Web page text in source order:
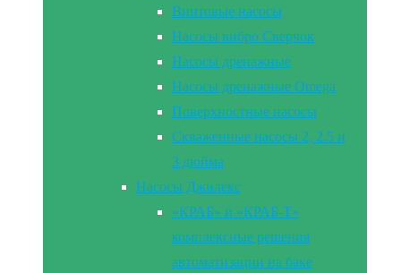
Винтовые насосы
Насосы вибро Сверчок
Насосы дренажные
Насосы дренажные Omega
Поверхностные насосы
Скваженные насосы 2, 2.5 и
3 дюйма
Насосы Джилекс
«КРАБ» и «КРАБ-Т»
комплексные решения
автоматизации на баке